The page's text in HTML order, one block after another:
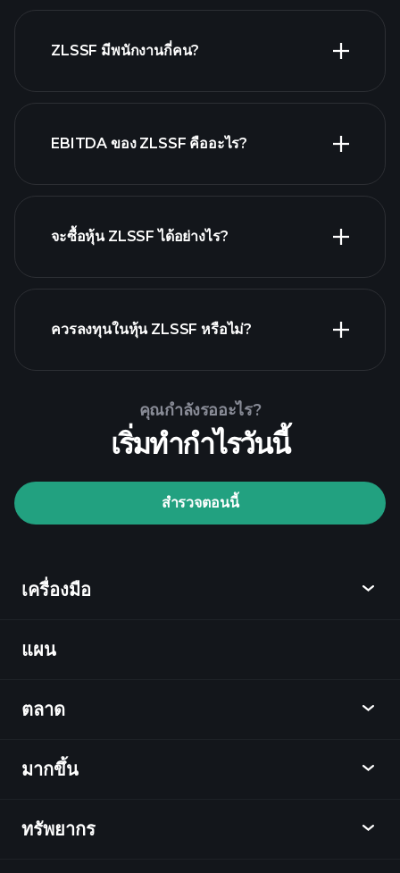
ทางการเงิน
ZLSSF มีพนักงานกี่คน?
นายจ้างที่ใหญ่ที่สุด
EBITDA ของ ZLSSF คืออะไร?
รายงานทางการเงิน ZLSSF
จะซื้อหุ้น ZLSSF ได้อย่างไร?
Playtrade Tournaments
โบรกเกอร์ที่แนะนำ
ควรลงทุนในหุ้น ZLSSF หรือไม่?
ที่ขับเคลื่อนด้วย AI
คุณกำลังรออะไร?
เริ่มทำกำไรวันนี้
สำรวจตอนนี้
เครื่องมือ
ค้นพบ
ศูนย์กลางการเรียนรู้
แผน
ตลาด
ภาพรวม
มากขึ้น
เป็นพันธมิตร
ทรัพยากร